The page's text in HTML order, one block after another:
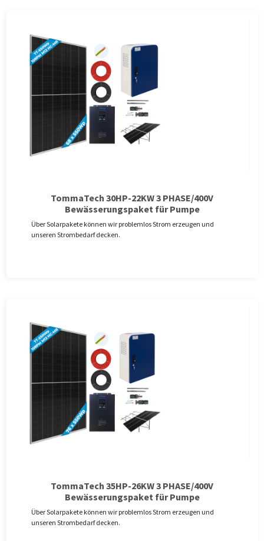
TommaTech 30HP-22KW 3 PHASE/400V
Bewässerungspaket für Pumpe
Über Solarpakete können wir problemlos Strom erzeugen und
unseren Strombedarf decken.
TommaTech 35HP-26KW 3 PHASE/400V
Bewässerungspaket für Pumpe
Über Solarpakete können wir problemlos Strom erzeugen und
unseren Strombedarf decken.